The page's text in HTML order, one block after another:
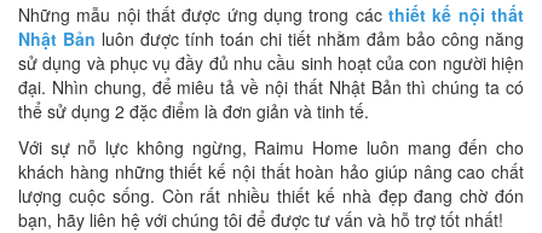
Những mẫu nội thất được ứng dụng trong các thiết kế nội thất
Nhật Bản luôn được tính toán chi tiết nhằm đảm bảo công năng
sử dụng và phục vụ đầy đủ nhu cầu sinh hoạt của con người hiện
đại. Nhìn chung, để miêu tả về nội thất Nhật Bản thì chúng ta có
thể sử dụng 2 đặc điểm là đơn giản và tinh tế.
Với sự nỗ lực không ngừng, Raimu Home luôn mang đến cho
khách hàng những thiết kế nội thất hoàn hảo giúp nâng cao chất
lượng cuộc sống. Còn rất nhiều thiết kế nhà đẹp đang chờ đón
bạn, hãy liên hệ với chúng tôi để được tư vấn và hỗ trợ tốt nhất!